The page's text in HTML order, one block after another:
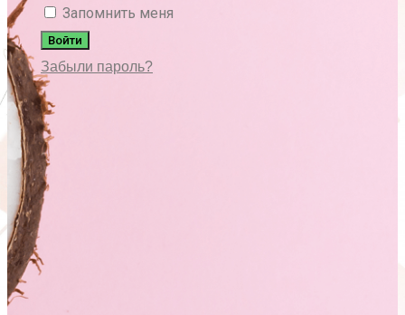
Запомнить меня
Войти
Забыли пароль?